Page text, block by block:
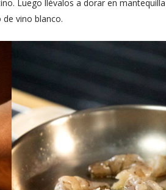
Luego llévalos a dorar en
vino blanco.